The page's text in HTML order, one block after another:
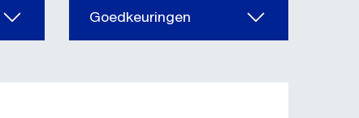
Goedkeuringen